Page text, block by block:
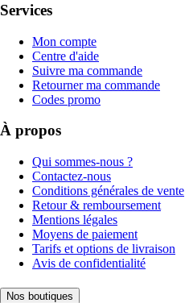
Services
Mon compte
Centre d'aide
Suivre ma commande
Retourner ma commande
Codes promo
À propos
Qui sommes-nous ?
Contactez-nous
Conditions générales de vente
Retour & remboursement
Mentions légales
Moyens de paiement
Tarifs et options de livraison
Avis de confidentialité
Nos boutiques